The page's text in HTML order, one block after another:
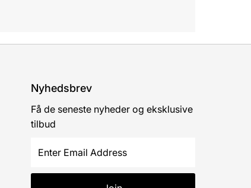
Nyhedsbrev
Få de seneste nyheder og eksklusive
tilbud
Email
Address